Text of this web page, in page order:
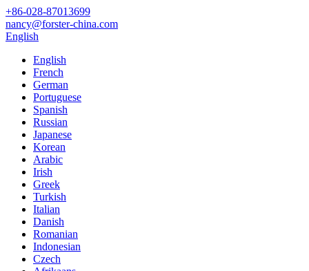
+86-028-87013699
nancy@forster-china.com
English
English
French
German
Portuguese
Spanish
Russian
Japanese
Korean
Arabic
Irish
Greek
Turkish
Italian
Danish
Romanian
Indonesian
Czech